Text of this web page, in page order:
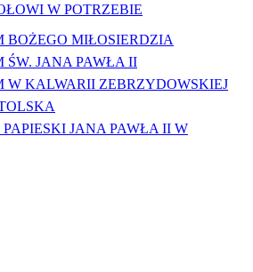
W POTRZEBIE
BOŻEGO MIŁOSIERDZIA
JANA PAWŁA II
W KALWARII ZEBRZYDOWSKIEJ
JANA PAWŁA II W